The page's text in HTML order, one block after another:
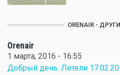
ORENAIR -
Orenair
1 марта, 2016 - 16:55
Добрый день. Летели